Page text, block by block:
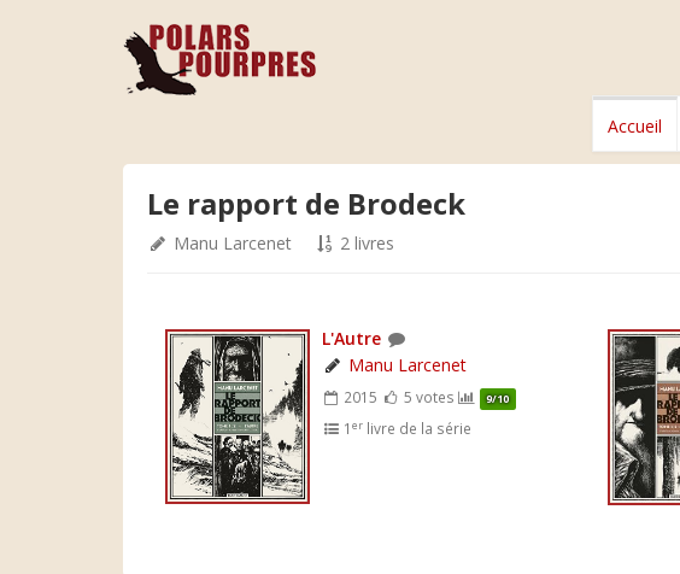
Accueil
Le rapport de Brodeck
Manu Larcenet 2 livres
L'Autre
Manu Larcenet
2015 5 votes 9/10
1er livre de la série